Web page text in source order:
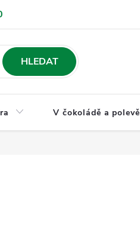
nakupovat
HLEDAT
V čokoládě a polevě